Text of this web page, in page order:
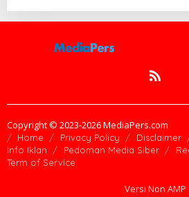
g
o
s
Copyright © 2023-2026 MediaPers.com
Home Privacy Policy Disclaimer
Info Iklan
Pedoman Media Siber
Term of Service
Versi Non AMP